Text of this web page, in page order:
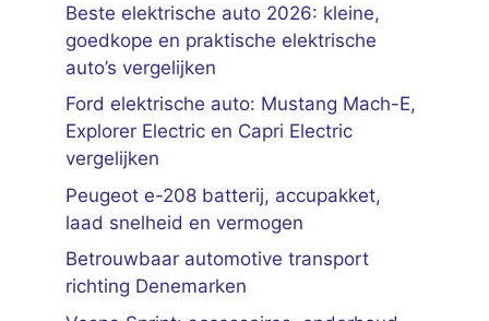
Beste elektrische auto 2026: kleine,
goedkope en praktische elektrische
auto’s vergelijken
Ford elektrische auto: Mustang Mach-E,
Explorer Electric en Capri Electric
vergelijken
Peugeot e-208 batterij, accupakket,
laad snelheid en vermogen
Betrouwbaar automotive transport
richting Denemarken